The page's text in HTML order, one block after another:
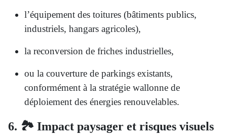
l’équipement des toitures (bâtiments publics,
industriels, hangars agricoles),
la reconversion de friches industrielles,
ou la couverture de parkings existants,
conformément à la stratégie wallonne de
déploiement des énergies renouvelables.
6. 🏞️ Impact paysager et risques visuels